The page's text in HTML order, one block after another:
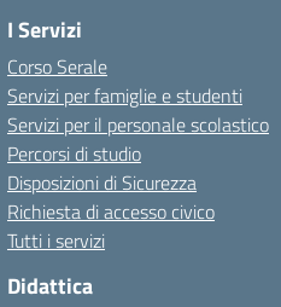
I Servizi
Corso Serale
Servizi per famiglie e studenti
Servizi per il personale scolastico
Percorsi di studio
Disposizioni di Sicurezza
Richiesta di accesso civico
Tutti i servizi
Didattica